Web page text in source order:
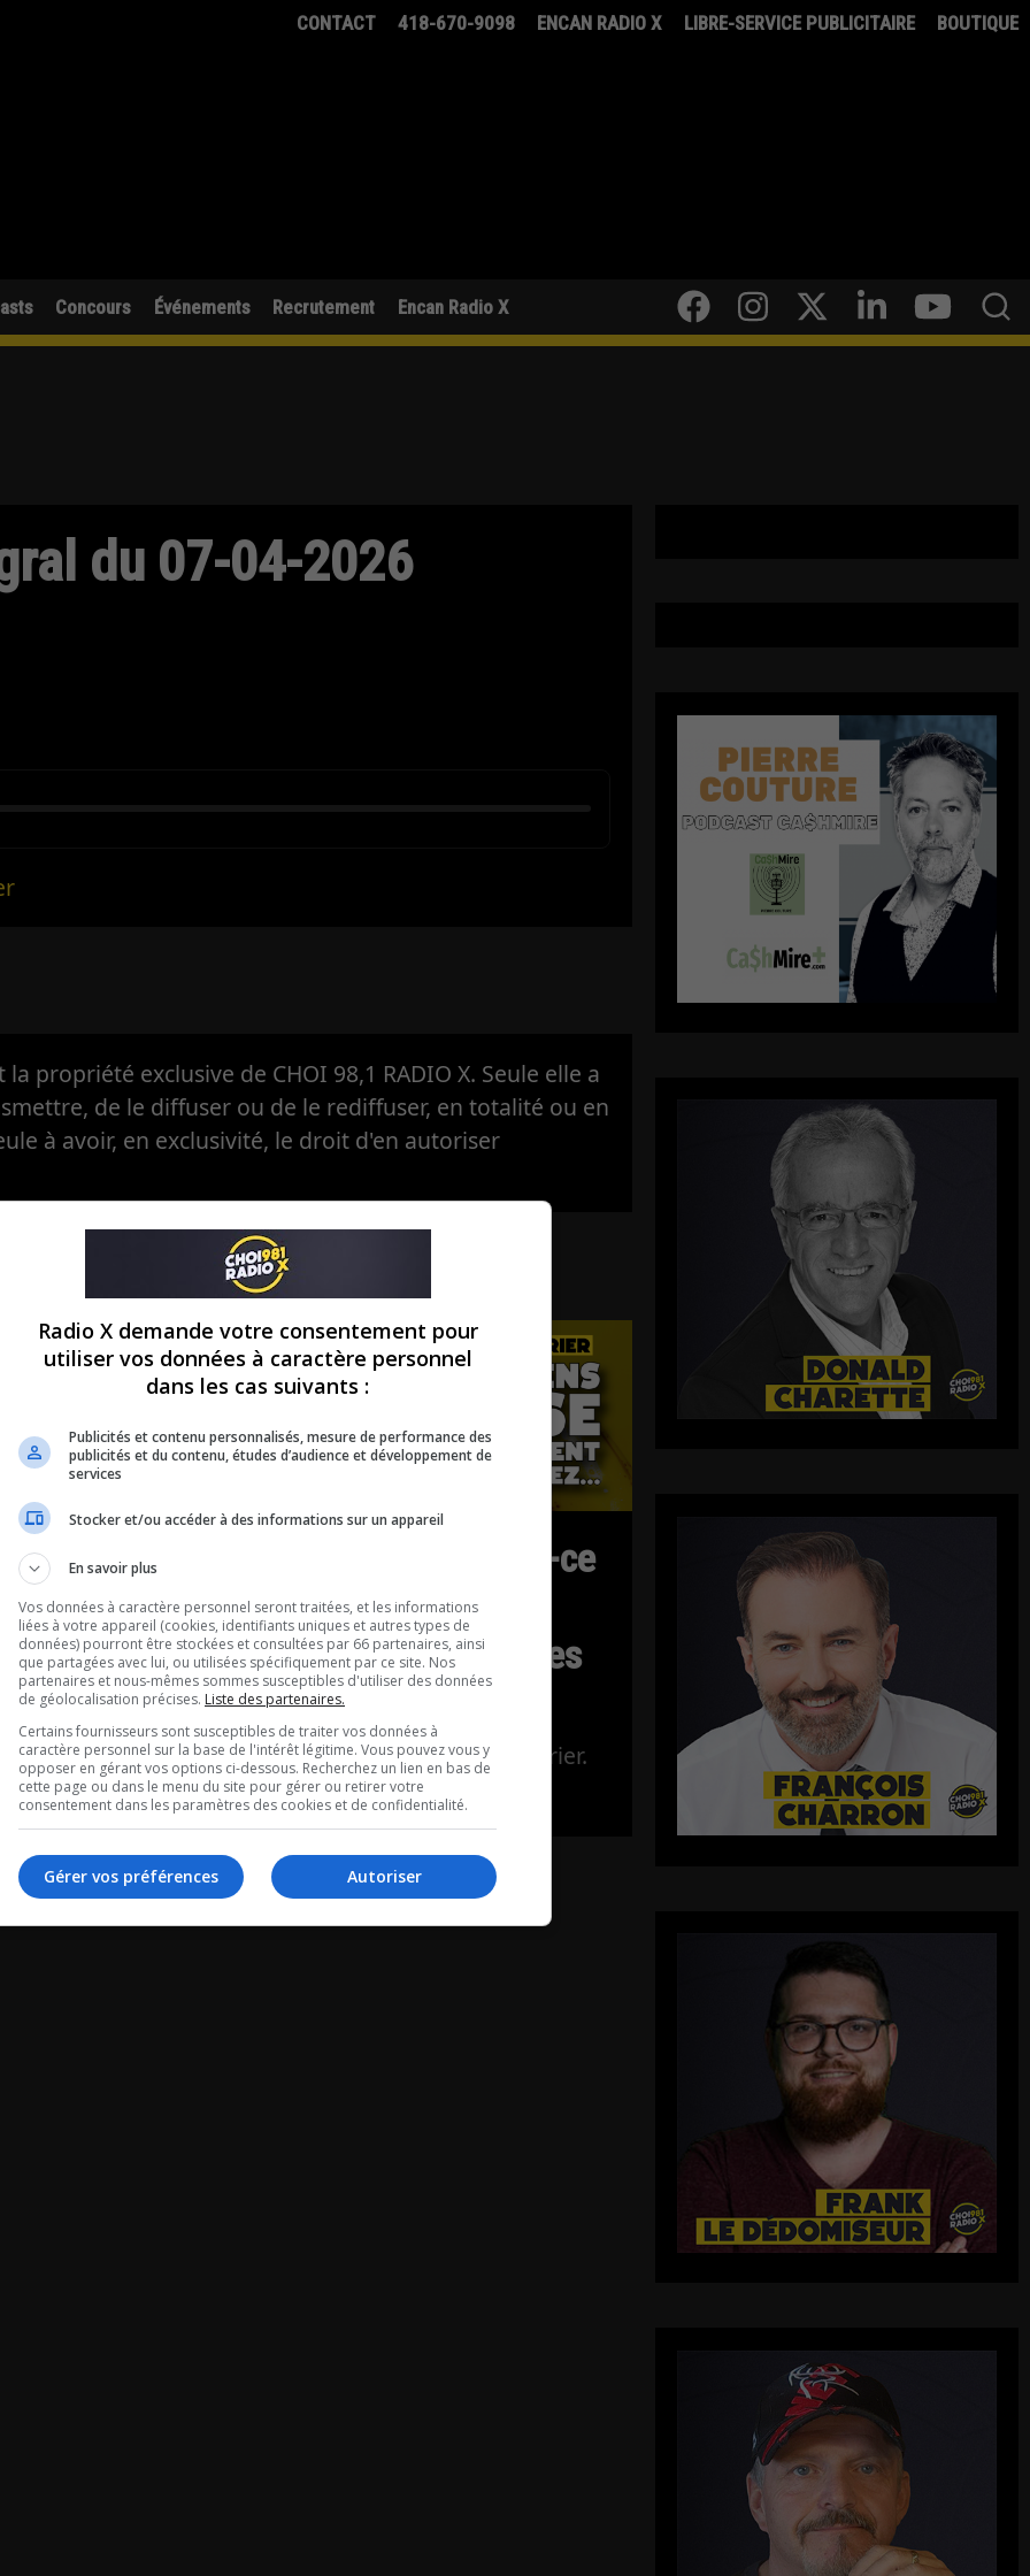
CONTACT 418-670-9098 ENCAN RADIO X LIBRE-SERVICE PUBLICITAIRE BOUTIQUE
Concours Événements Recrutement Encan Radio X
du 07-04-2026
propriété exclusive de CHOI 98,1 RADIO X. Seule elle a
de le diffuser ou de le rediffuser, en totalité ou en
à avoir, en exclusivité, le droit d'en autoriser
de Radio
du 06-
de Radio X -
06-08-2026
Julie Poirier: Est-ce
qu’il y a une
recrudescence des
ITSS?
La chronique de Julie Poirier.
Radio X demande votre consentement pour
utiliser vos données à caractère personnel
dans les cas suivants :
Publicités et contenu personnalisés, mesure de performance des
publicités et du contenu, études d’audience et développement de
services
Stocker et/ou accéder à des informations sur un appareil
En savoir plus
Vos données à caractère personnel seront traitées, et les informations
liées à votre appareil (cookies, identifiants uniques et autres types de
données) pourront être stockées et consultées par 66 partenaires, ainsi
que partagées avec lui, ou utilisées spécifiquement par ce site. Nos
partenaires et nous-mêmes sommes susceptibles d'utiliser des données
de géolocalisation précises. Liste des partenaires.
Certains fournisseurs sont susceptibles de traiter vos données à
caractère personnel sur la base de l'intérêt légitime. Vous pouvez vous y
opposer en gérant vos options ci-dessous. Recherchez un lien en bas de
cette page ou dans le menu du site pour gérer ou retirer votre
consentement dans les paramètres des cookies et de confidentialité.
Autoriser
Gérer vos préférences